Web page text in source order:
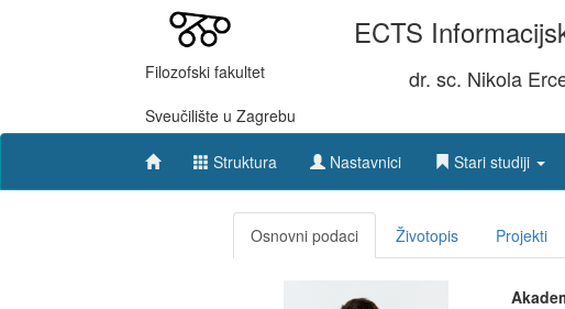
Filozofski fakultet
Sveučilište u Zagrebu
ECTS
dr. sc. Nikola
Struktura Nastavnici Stari studiji
Osnovni podaci Životopis Projekti